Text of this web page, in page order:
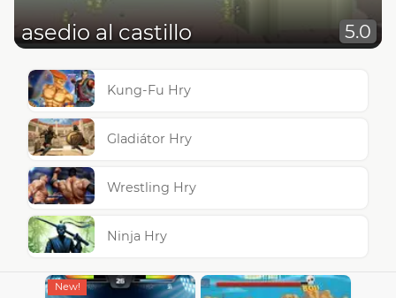
asedio al castillo 5.0
Kung-Fu Hry
Gladiátor Hry
Wrestling Hry
Ninja Hry